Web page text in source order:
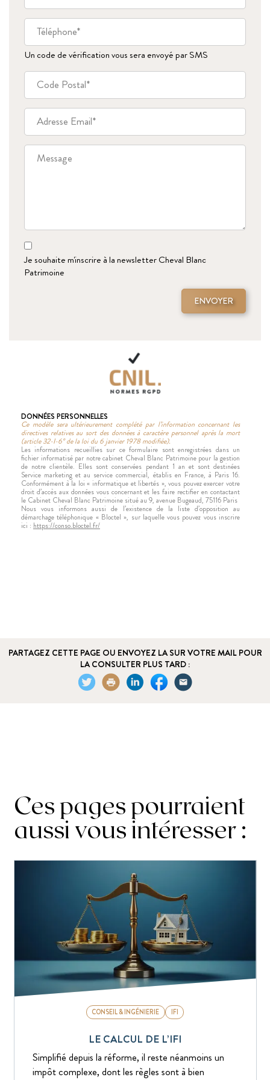
Un code de vérification vous sera envoyé par SMS
Je souhaite m'inscrire à la newsletter Cheval Blanc
Patrimoine
ENVOYER
DONNÉES PERSONNELLES
Ce modèle sera ultérieurement complété par l’information concernant les
directives relatives au sort des données à caractère personnel après la mort
(article 32-I-6° de la loi du 6 janvier 1978 modifiée).
Les informations recueillies sur ce formulaire sont enregistrées dans un
fichier informatisé par notre cabinet Cheval Blanc Patrimoine pour la gestion
de notre clientèle. Elles sont conservées pendant 1 an et sont destinées
Service marketing et au service commercial, établis en France, à Paris 16.
Conformément à la loi « informatique et libertés », vous pouvez exercer votre
droit d’accès aux données vous concernant et les faire rectifier en contactant
le Cabinet Cheval Blanc Patrimoine situé au 9, avenue Bugeaud, 75116 Paris
Nous vous informons aussi de l’existence de la liste d’opposition au
démarchage téléphonique « Bloctel », sur laquelle vous pouvez vous inscrire
ici : https://conso.bloctel.fr/
PARTAGEZ CETTE PAGE OU ENVOYEZ LA SUR VOTRE MAIL POUR
LA CONSULTER PLUS TARD :
Ces pages pourraient
aussi vous intéresser :
CONSEIL & INGÉNIERIE IFI
LE CALCUL DE L’IFI
Simplifié depuis la réforme, il reste néanmoins un
impôt complexe, dont les règles sont à bien